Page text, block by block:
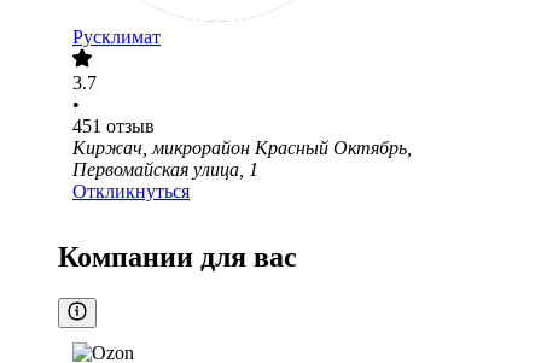
Русклимат
3.7
•
451 отзыв
Киржач, микрорайон Красный Октябрь,
Первомайская улица, 1
Откликнуться
Компании для вас